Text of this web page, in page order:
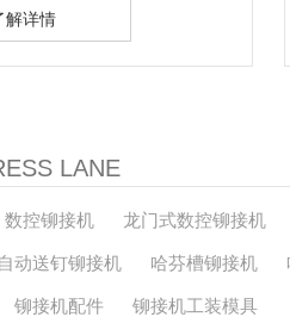
解详情
LANE
数控铆接机 龙门式数控铆接机
自动送钉铆接机 哈芬槽铆接机
铆接机配件 铆接机工装模具